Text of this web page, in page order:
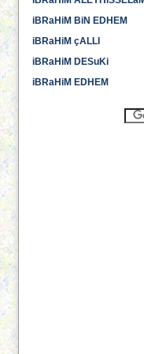
iBRaHiM BiN EDHEM
iBRaHiM çALLI
iBRaHiM DESuKi
iBRaHiM EDHEM